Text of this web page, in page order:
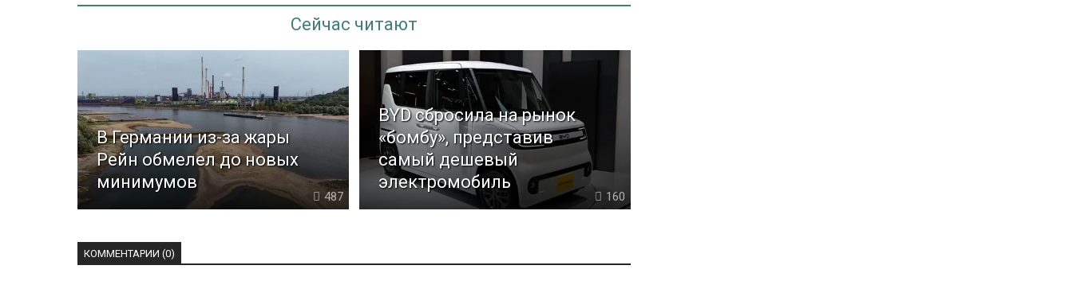
Сейчас читают
В Германии из-за жары
Рейн обмелел до новых
минимумов
487
BYD сбросила на рынок
«бомбу», представив
самый дешевый
электромобиль
160
КОММЕНТАРИИ (0)